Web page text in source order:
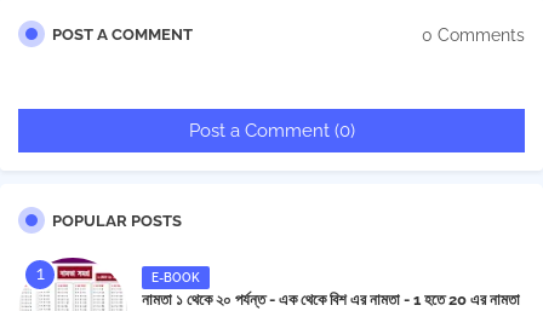
POST A COMMENT 0 Comments
Post a Comment (0)
POPULAR POSTS
E-BOOK
নামতা ১ থেকে ২০ পর্যন্ত - এক থেকে বিশ এর নামতা - 1 হতে 20 এর নামতা